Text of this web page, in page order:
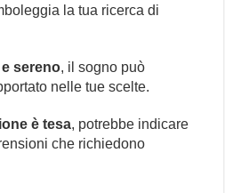
la tua ricerca di
sereno, il sogno può
nelle tue scelte.
è tesa, potrebbe indicare
che richiedono